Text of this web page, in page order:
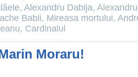
, Alexandru Dabija,
Babii, Mireasa mortului,
, Cardinalul
Moraru!